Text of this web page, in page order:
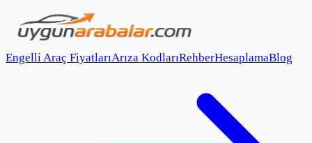
Engelli Araç FiyatlarıArıza KodlarıRehberHesaplamaBlog